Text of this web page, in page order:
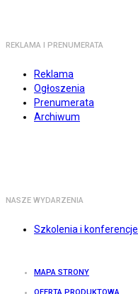
REKLAMA I PRENUMERATA
Reklama
Ogłoszenia
Prenumerata
Archiwum
NASZE WYDARZENIA
Szkolenia i konferencje
MAPA STRONY